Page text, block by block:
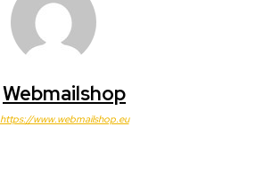
Webmailshop
https://www.webmailshop.eu